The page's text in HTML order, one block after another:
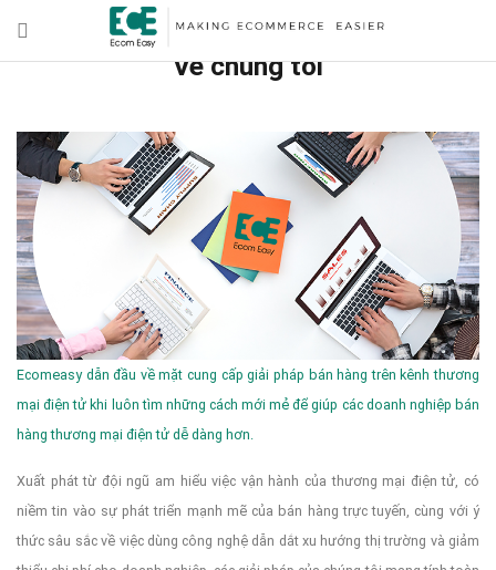
Về chúng tôi
Ecomeasy dẫn đầu về mặt cung cấp giải pháp bán hàng trên kênh thương
mại điện tử khi luôn tìm những cách mới mẻ để giúp các doanh nghiệp bán
hàng thương mại điện tử dễ dàng hơn.
Xuất phát từ đội ngũ am hiểu việc vận hành của thương mại điện tử, có
niềm tin vào sự phát triển mạnh mẽ của bán hàng trực tuyến, cùng với ý
thức sâu sắc về việc dùng công nghệ dẫn dắt xu hướng thị trường và giảm